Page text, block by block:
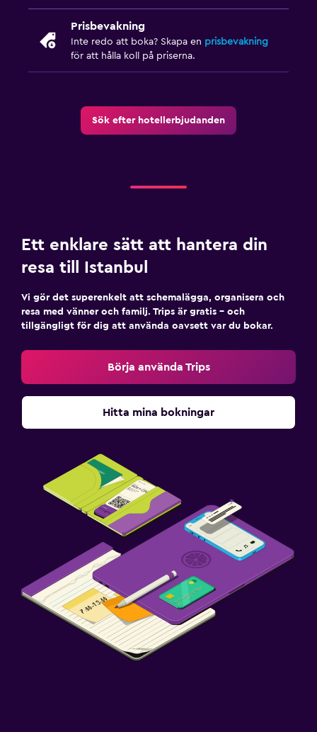
Fax/kopieringsmöjligheter
Tvättstuga
Strykservice
Tvätt-/kemtvättsservice
Saker att göra
Skönhetssalong
Prisbevakning
Inte redo att boka? Skapa en prisbevakning
för att hålla koll på priserna.
Sök efter hotellerbjudanden
Ett enklare sätt att hantera din
resa till Istanbul
Vi gör det superenkelt att schemalägga, organisera och
resa med vänner och familj. Trips är gratis – och
tillgängligt för dig att använda oavsett var du bokar.
Börja använda Trips
Hitta mina bokningar